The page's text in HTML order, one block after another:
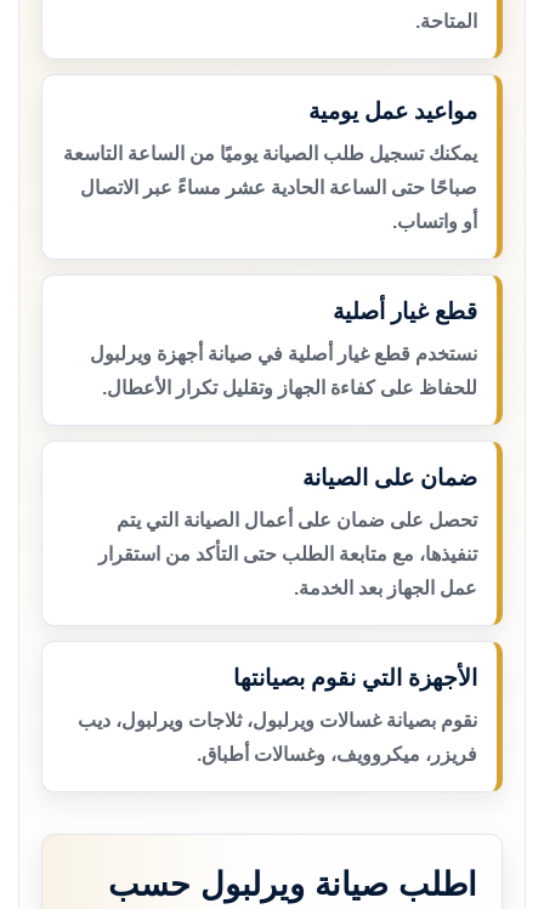
المتاحة.
مواعيد عمل يومية
يمكنك تسجيل طلب الصيانة يوميًا من الساعة التاسعة
صباحًا حتى الساعة الحادية عشر مساءً عبر الاتصال
أو واتساب.
قطع غيار أصلية
نستخدم قطع غيار أصلية في صيانة أجهزة ويرلبول
للحفاظ على كفاءة الجهاز وتقليل تكرار الأعطال.
ضمان على الصيانة
تحصل على ضمان على أعمال الصيانة التي يتم
تنفيذها، مع متابعة الطلب حتى التأكد من استقرار
عمل الجهاز بعد الخدمة.
الأجهزة التي نقوم بصيانتها
نقوم بصيانة غسالات ويرلبول، ثلاجات ويرلبول، ديب
فريزر، ميكروويف، وغسالات أطباق.
اطلب صيانة ويرلبول حسب